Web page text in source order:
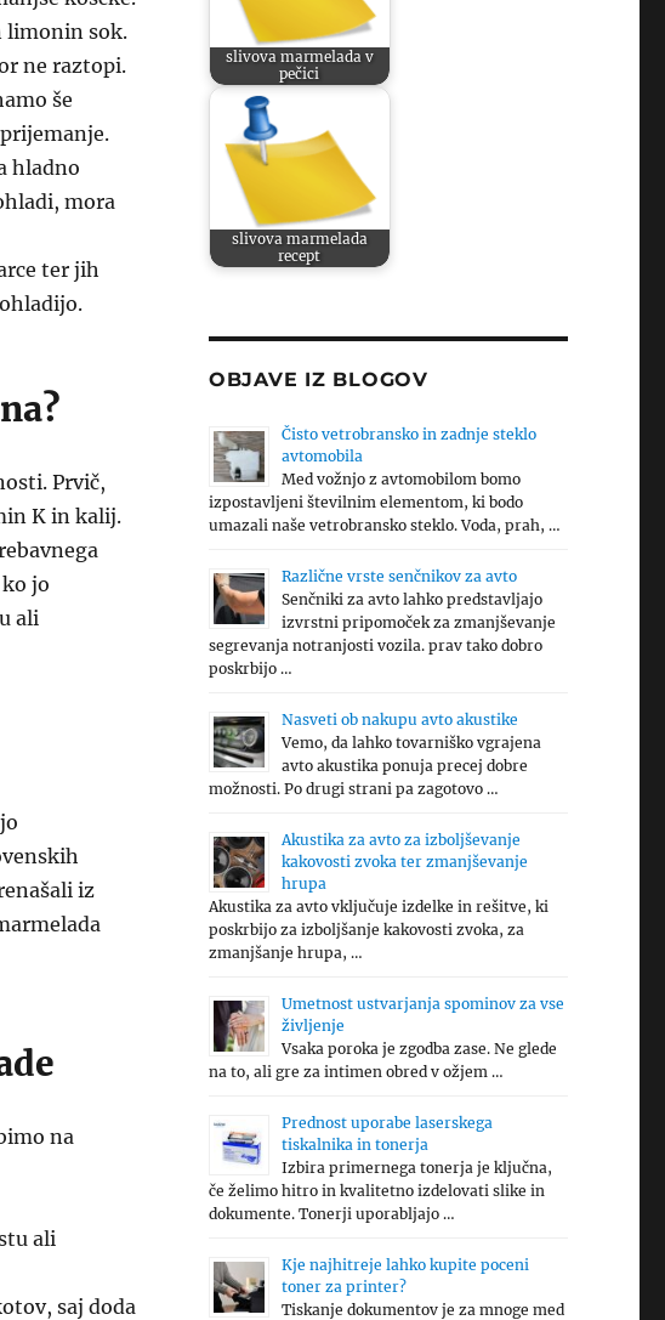
limonin sok.
ne raztopi.
še
hladno
mora
ter jih
Prvič,
K in kalij.
jo
ali
iz
na
ali
saj doda
slivova marmelada v
pečici
slivova marmelada
recept
OBJAVE IZ BLOGOV
Čisto vetrobransko in zadnje steklo
avtomobila
Med vožnjo z avtomobilom bomo
izpostavljeni številnim elementom, ki bodo
umazali naše vetrobransko steklo. Voda, prah, …
Različne vrste senčnikov za avto
Senčniki za avto lahko predstavljajo
izvrstni pripomoček za zmanjševanje
segrevanja notranjosti vozila. prav tako dobro
poskrbijo …
Nasveti ob nakupu avto akustike
Vemo, da lahko tovarniško vgrajena
avto akustika ponuja precej dobre
možnosti. Po drugi strani pa zagotovo …
Akustika za avto za izboljševanje
kakovosti zvoka ter zmanjševanje
hrupa
Akustika za avto vključuje izdelke in rešitve, ki
poskrbijo za izboljšanje kakovosti zvoka, za
zmanjšanje hrupa, …
Umetnost ustvarjanja spominov za vse
življenje
Vsaka poroka je zgodba zase. Ne glede
na to, ali gre za intimen obred v ožjem …
Prednost uporabe laserskega
tiskalnika in tonerja
Izbira primernega tonerja je ključna,
če želimo hitro in kvalitetno izdelovati slike in
dokumente. Tonerji uporabljajo …
Kje najhitreje lahko kupite poceni
toner za printer?
Tiskanje dokumentov je za mnoge med